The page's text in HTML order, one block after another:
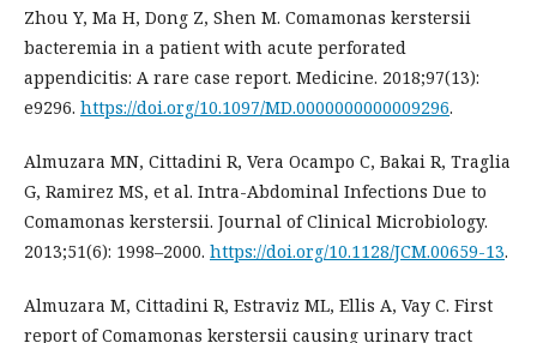
Zhou Y, Ma H, Dong Z, Shen M. Comamonas kerstersii
bacteremia in a patient with acute perforated
appendicitis: A rare case report. Medicine. 2018;97(13):
e9296. https://doi.org/10.1097/MD.0000000000009296.
Almuzara MN, Cittadini R, Vera Ocampo C, Bakai R, Traglia
G, Ramirez MS, et al. Intra-Abdominal Infections Due to
Comamonas kerstersii. Journal of Clinical Microbiology.
2013;51(6): 1998–2000. https://doi.org/10.1128/JCM.00659-13.
Almuzara M, Cittadini R, Estraviz ML, Ellis A, Vay C. First
report of Comamonas kerstersii causing urinary tract